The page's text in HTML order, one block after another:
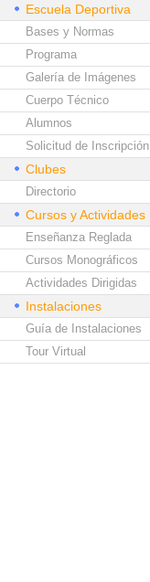
Escuela Deportiva
Bases y Normas
Programa
Galería de Imágenes
Cuerpo Técnico
Alumnos
Solicitud de Inscripción
Clubes
Directorio
Cursos y Actividades
Enseñanza Reglada
Cursos Monográficos
Actividades Dirigidas
Instalaciones
Guía de Instalaciones
Tour Virtual